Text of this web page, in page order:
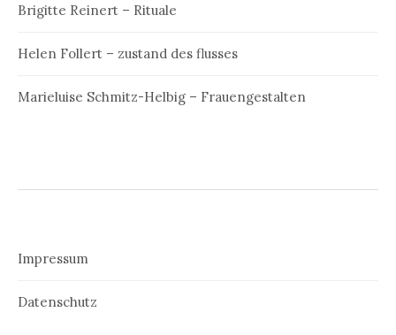
Brigitte Reinert – Rituale
Helen Follert – zustand des flusses
Marieluise Schmitz-Helbig – Frauengestalten
Impressum
Datenschutz